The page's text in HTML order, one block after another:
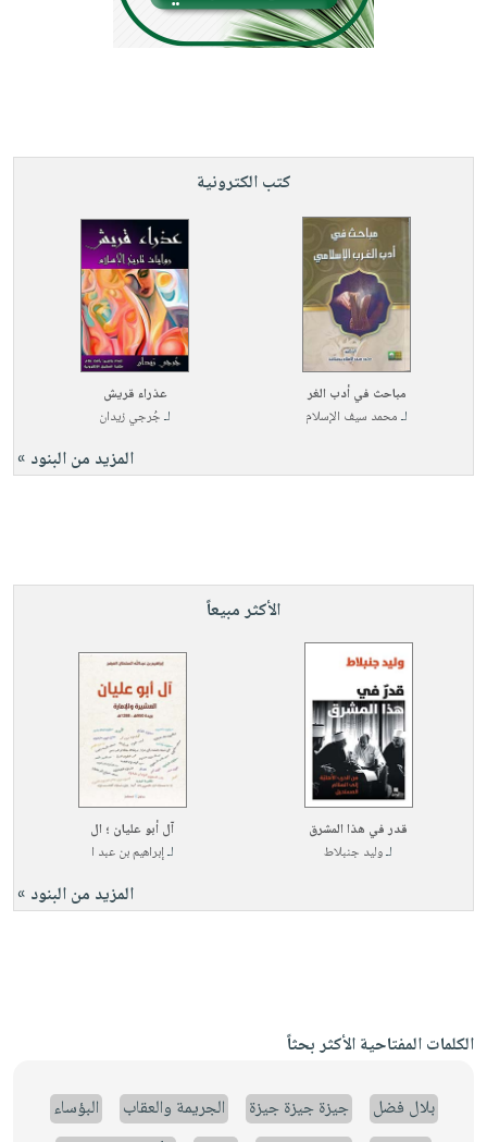
كتب الكترونية
مباحث في أدب الغر
لـمحمد سيف الإسلام
عذراء قريش
لـجُرجي زيدان
المزيد من البنود »
الأكثر مبيعاً
قدر في هذا المشرق
لـوليد جنبلاط
آل أبو عليان ؛ ال
لـإبراهيم بن عبد ا
المزيد من البنود »
الكلمات المفتاحية الأكثر بحثاً
بلال فضل جيزة جيزة جيزة الجريمة والعقاب
البؤساء